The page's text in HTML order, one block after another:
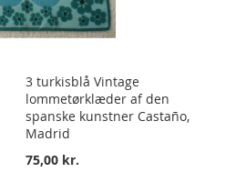
3 turkisblå Vintage
lommetørklæder af den
spanske kunstner Castaño,
Madrid
75,00 kr.